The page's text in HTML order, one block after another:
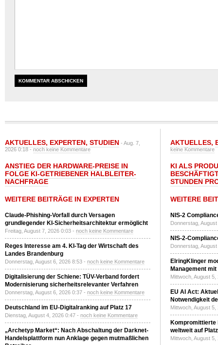
AKTUELLES, EXPERTEN, STUDIEN - Aug. 7,
2026 0:18 -noch keine Kommentare
ANSTIEG DER HARDWARE-PREISE IN
FOLGE KI-GETRIEBENER HALBLEITER-
NACHFRAGE
WEITERE BEITRÄGE IN EXPERTEN
Claude-Phishing-Vorfall durch Versagen
grundlegender KI-Sicherheitsarchitektur ermöglicht
Freitag, August 7, 2026 0:03 - noch keine Kommentare
Reges Interesse am 4. KI-Tag der Wirtschaft des
Landes Brandenburg
Donnerstag, August 6, 2026 8:53 - noch keine Kommentare
Digitalisierung der Schiene: TÜV-Verband fordert
Modernisierung sicherheitsrelevanter Verfahren
Donnerstag, August 6, 2026 0:37 - noch keine Kommentare
Deutschland im EU-Digitalranking auf Platz 17
Dienstag, August 4, 2026 0:47 - noch keine Kommentare
„Archetyp Market“: Nach Abschaltung der Darknet-
Handelsplattform nun Anklage gegen mutmaßlichen
AKTUELLES,
keine Kommentare
KI ALS
STUNDEN
WEITERE
NIS-2
Donnerstag,
NIS-2-
Donnerstag,
ElringKlinger
Management
Mittwoch, August
EU AI Act:
Notwendigkeit
Mittwoch, August
Kompromittierte
weltweit auf
Mittwoch, August